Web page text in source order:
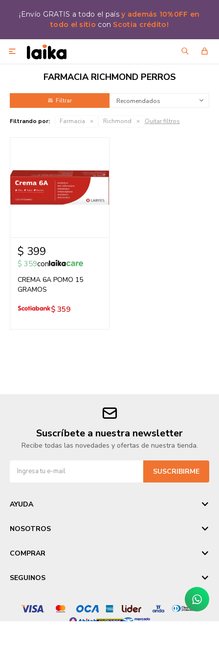
¡Envío GRATIS a todo el paísy además 10%0FF en
todo el sitio con Scotia crédito!

FARMACIA RICHMOND PERROS
Recomendados
Filtrando por: Farmacia Richmond Quitar filtros
$ 399
$ 359con
CREMA 6A POMO 15
GRAMOS
$ 359
Suscríbete a nuestra newsletter
Recibe todas las novedades y ofertas de nuestra tienda.
SUSCRIBIRME
AYUDA
NOSOTROS
COMPRAR
SEGUINOS